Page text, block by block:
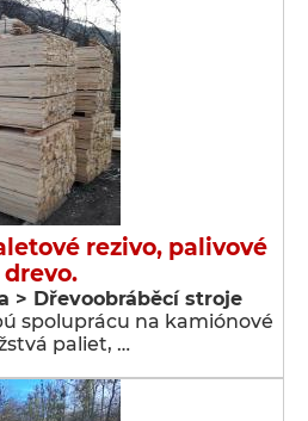
rezivo, palivové
drevo.
> Dřevoobráběcí stroje
spoluprácu na kamiónové
paliet, …